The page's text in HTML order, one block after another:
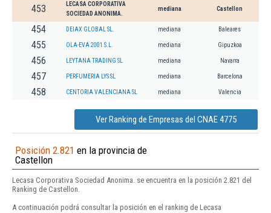
453
LECASA CORPORATIVA
SOCIEDAD ANONIMA.
mediana Castellon
454 DEIAX GLOBAL SL. mediana Baleares
455 OLA-EVA 2001 S.L. mediana Gipuzkoa
456 LEYTANA TRADING SL mediana Navarra
457 PERFUMERIA LYS SL mediana Barcelona
458 CENTORIA VALENCIANA SL mediana Valencia
Ver Ranking de Empresas del CNAE 4775
Posición 2.821 en la provincia de
Castellon
Lecasa Corporativa Sociedad Anonima. se encuentra en la posición 2.821 del
Ranking de Castellon.
A continuación podrá consultar la posición en el ranking de Lecasa